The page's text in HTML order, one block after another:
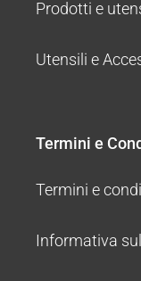
Prodotti e
Utensili e
Termini e
Termini e
Informativa